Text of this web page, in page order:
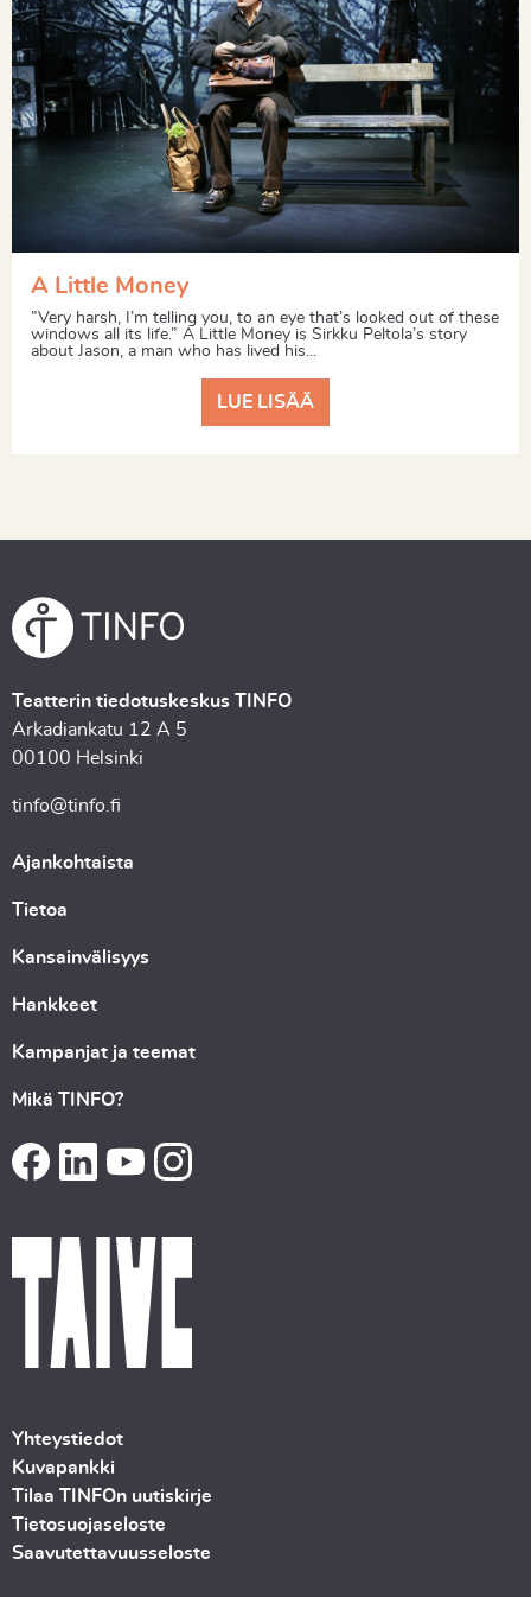
A Little Money
”Very harsh, I’m telling you, to an eye that’s looked out of these
windows all its life.” A Little Money is Sirkku Peltola’s story
about Jason, a man who has lived his...
LUE LISÄÄ
Teatterin tiedotuskeskus TINFO
Arkadiankatu 12 A 5
00100 Helsinki
tinfo@tinfo.fi
Ajankohtaista
Tietoa
Kansainvälisyys
Hankkeet
Kampanjat ja teemat
Mikä TINFO?
Yhteystiedot
Kuvapankki
Tilaa TINFOn uutiskirje
Tietosuojaseloste
Saavutettavuusseloste